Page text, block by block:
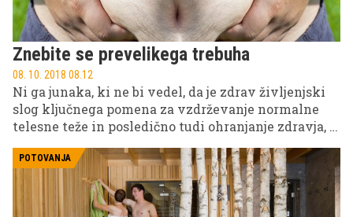
Znebite se prevelikega trebuha
08. 10. 2018 08.12
Ni ga junaka, ki ne bi vedel, da je zdrav življenjski
slog ključnega pomena za vzdrževanje normalne
telesne teže in posledično tudi ohranjanje zdravja, a
problem in je eden glavnih vzrokov za prezgodnjo
POTOVANJA